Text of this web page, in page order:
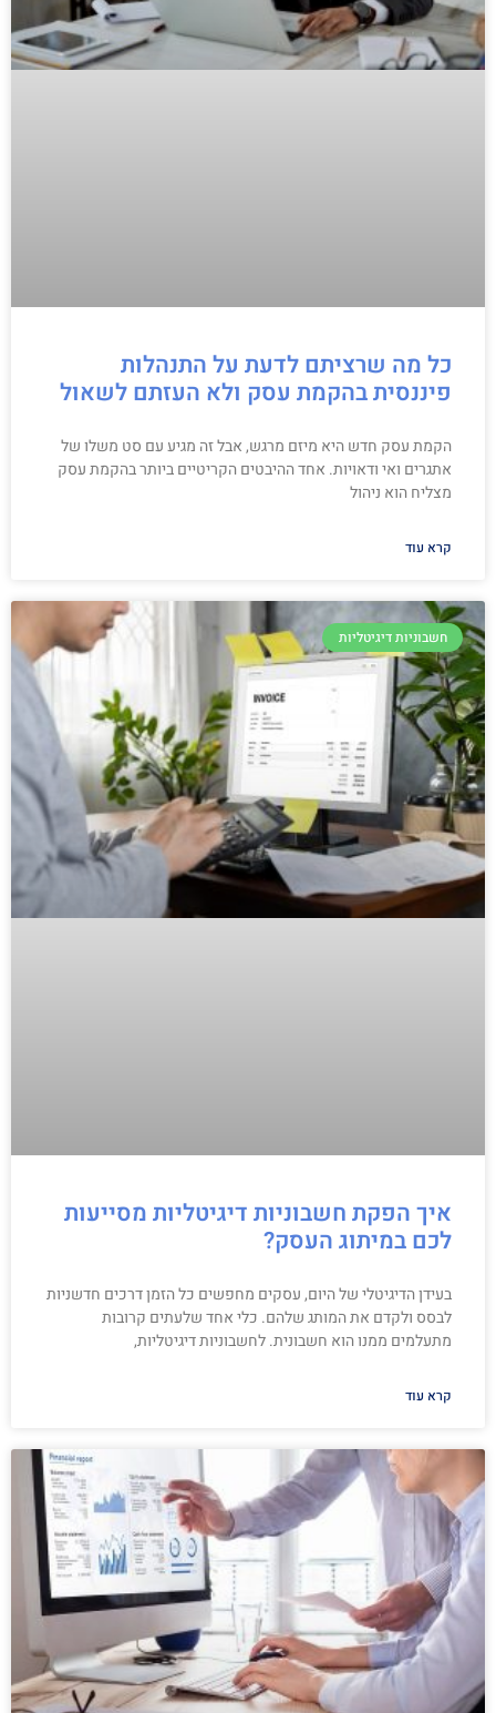
כל מה שרציתם לדעת על התנהלות
פיננסית בהקמת עסק ולא העזתם לשאול
הקמת עסק חדש היא מיזם מרגש, אבל זה מגיע עם סט משלו של
אתגרים ואי ודאויות. אחד ההיבטים הקריטיים ביותר בהקמת עסק
מצליח הוא ניהול
קרא עוד
חשבוניות דיגיטליות
איך הפקת חשבוניות דיגיטליות מסייעות
לכם במיתוג העסק?
בעידן הדיגיטלי של היום, עסקים מחפשים כל הזמן דרכים חדשניות
לבסס ולקדם את המותג שלהם. כלי אחד שלעתים קרובות
מתעלמים ממנו הוא חשבונית. לחשבוניות דיגיטליות,
קרא עוד